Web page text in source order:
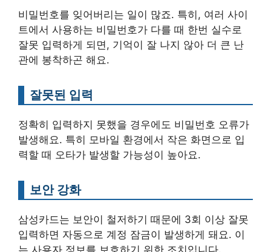
비밀번호를 잊어버리는 일이 많죠. 특히, 여러 사이
트에서 사용하는 비밀번호가 다를 때 한번 실수로
잘못 입력하게 되면, 기억이 잘 나지 않아 더 큰 난
관에 봉착하곤 해요.
잘못된 입력
정확히 입력하지 못했을 경우에도 비밀번호 오류가
발생해요. 특히 모바일 환경에서 작은 화면으로 입
력할 때 오타가 발생할 가능성이 높아요.
보안 강화
삼성카드는 보안이 철저하기 때문에 3회 이상 잘못
입력하면 자동으로 계정 잠금이 발생하게 돼요. 이